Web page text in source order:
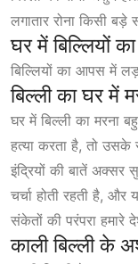
लगातार रोना किसी
घर में बिल्लियों
बिल्लियों का आपस में
बिल्ली का घर में
घर में बिल्ली का मरना
हत्या करता है, तो उसके
इंद्रियों की बातें अक्सर
चर्चा होती रहती है,
संकेतों की परंपरा हमारे
काली बिल्ली के